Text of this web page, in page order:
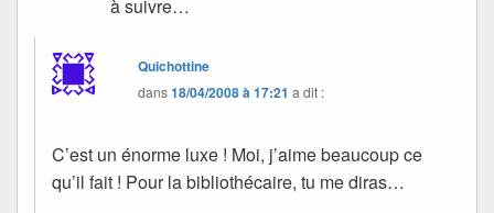
à suivre…
Quichottine
dans18/04/2008 à 17:21 a dit :
C’est un énorme luxe ! Moi, j’aime beaucoup ce
qu’il fait ! Pour la bibliothécaire, tu me diras…